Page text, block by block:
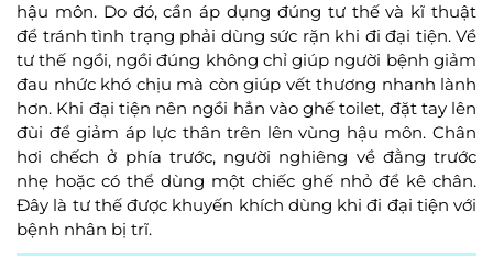
hậu môn. Do đó, cần áp dụng đúng tư thế và kĩ thuật
để tránh tình trạng phải dùng sức rặn khi đi đại tiện. Về
tư thế ngồi, ngồi đúng không chỉ giúp người bệnh giảm
đau nhức khó chịu mà còn giúp vết thương nhanh lành
hơn. Khi đại tiện nên ngồi hẳn vào ghế toilet, đặt tay lên
đùi để giảm áp lực thân trên lên vùng hậu môn. Chân
hơi chếch ở phía trước, người nghiêng về đằng trước
nhẹ hoặc có thể dùng một chiếc ghế nhỏ để kê chân.
Đây là tư thế được khuyến khích dùng khi đi đại tiện với
bệnh nhân bị trĩ.